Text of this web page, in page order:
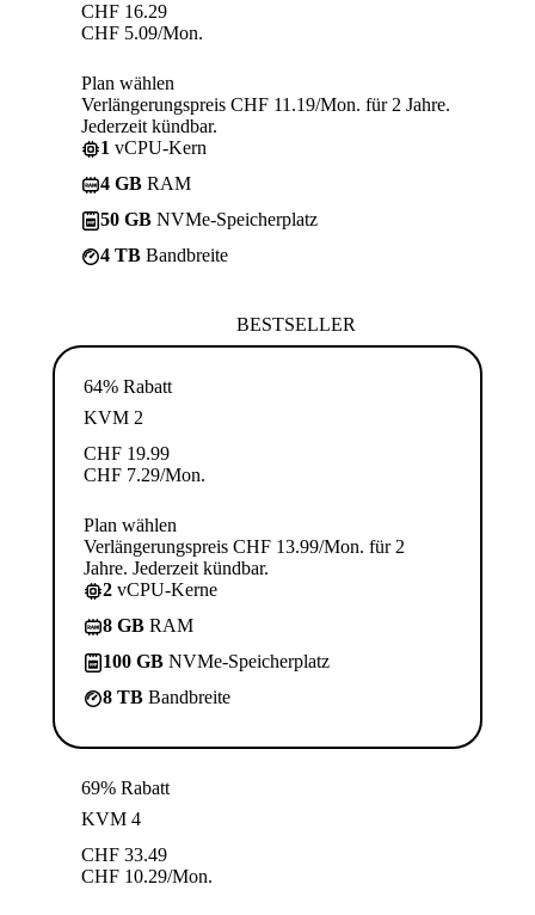
CHF 16.29
CHF 5.09/Mon.
Plan wählen
Verlängerungspreis CHF 11.19/Mon. für 2 Jahre.
Jederzeit kündbar.
1 vCPU-Kern
4 GB RAM
50 GB NVMe-Speicherplatz
4 TB Bandbreite
BESTSELLER
64% Rabatt
KVM 2
CHF 19.99
CHF 7.29/Mon.
Plan wählen
Verlängerungspreis CHF 13.99/Mon. für 2
Jahre. Jederzeit kündbar.
2 vCPU-Kerne
8 GB RAM
100 GB NVMe-Speicherplatz
8 TB Bandbreite
69% Rabatt
KVM 4
CHF 33.49
CHF 10.29/Mon.